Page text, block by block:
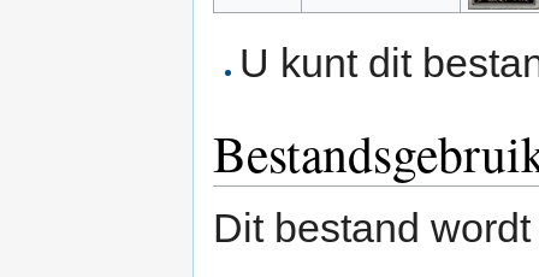
U kunt dit
Dit bestand